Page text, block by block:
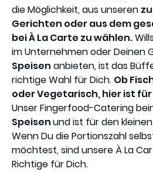
die Möglichkeit, aus unseren
Gerichten oder aus dem
bei À La Carte zu wählen.
im Unternehmen oder Deinen
Speisen anbieten, ist das
richtige Wahl für Dich. Ob
oder Vegetarisch, hier ist
Unser Fingerfood-Catering
Speisenund ist für den
Wenn Du die Portionszahl
möchtest, sind unsere À La
Richtige für Dich.